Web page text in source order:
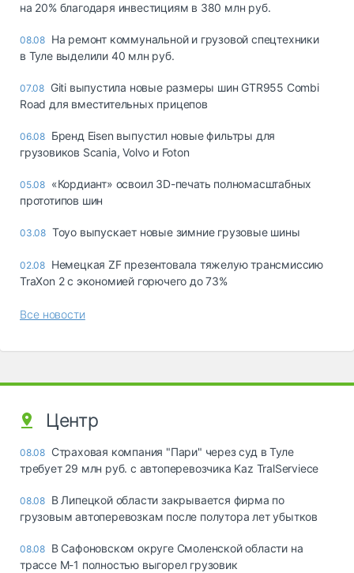
на 20% благодаря инвестициям в 380 млн руб.
08.08 На ремонт коммунальной и грузовой спецтехники
в Туле выделили 40 млн руб.
07.08 Giti выпустила новые размеры шин GTR955 Combi
Road для вместительных прицепов
06.08 Бренд Eisen выпустил новые фильтры для
грузовиков Scania, Volvo и Foton
05.08 «Кордиант» освоил 3D-печать полномасштабных
прототипов шин
03.08 Toyo выпускает новые зимние грузовые шины
02.08 Немецкая ZF презентовала тяжелую трансмиссию
TraXon 2 с экономией горючего до 73%
Все новости
Центр
08.08 Страховая компания "Пари" через суд в Туле
требует 29 млн руб. с автоперевозчика Kaz TralServiece
08.08 В Липецкой области закрывается фирма по
грузовым автоперевозкам после полутора лет убытков
08.08 В Сафоновском округе Смоленской области на
трассе М-1 полностью выгорел грузовик